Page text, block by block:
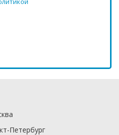
Петербург